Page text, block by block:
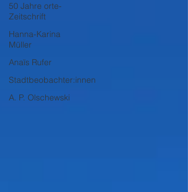
50 Jahre orte-
Zeitschrift
Hanna-Karina
Müller
Anaïs Rufer
Stadtbeobachter:innen
A. P. Olschewski